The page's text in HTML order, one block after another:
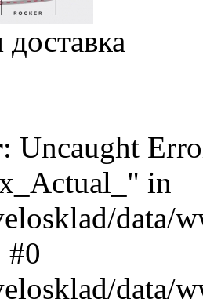
доставка
: Uncaught
in
data/
#0
data/